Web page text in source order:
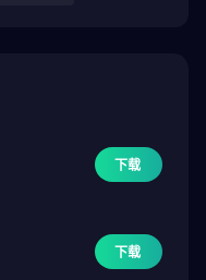
下载
下载